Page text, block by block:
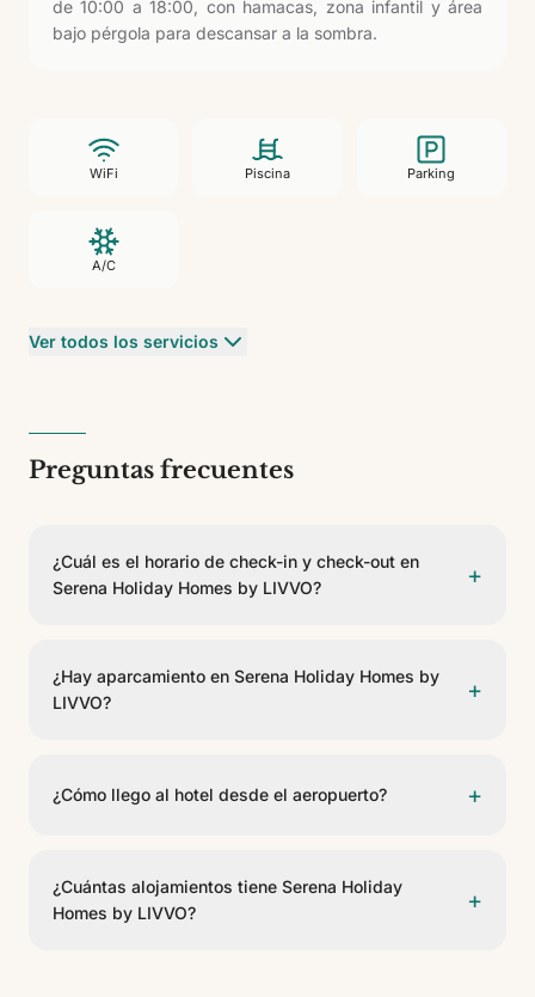
de 10:00 a 18:00, con hamacas, zona infantil y área
bajo pérgola para descansar a la sombra.
WiFi Piscina Parking
A/C
Ver todos los servicios
Preguntas frecuentes
¿Cuál es el horario de check-in y check-out en
Serena Holiday Homes by LIVVO?
+
¿Hay aparcamiento en Serena Holiday Homes by
LIVVO?
+
y condiciones en recepción.
¿Cómo llego al hotel desde el aeropuerto? +
en taxi, transfer privado o coche de alquiler.
¿Cuántas alojamientos tiene Serena Holiday
Homes by LIVVO?
+